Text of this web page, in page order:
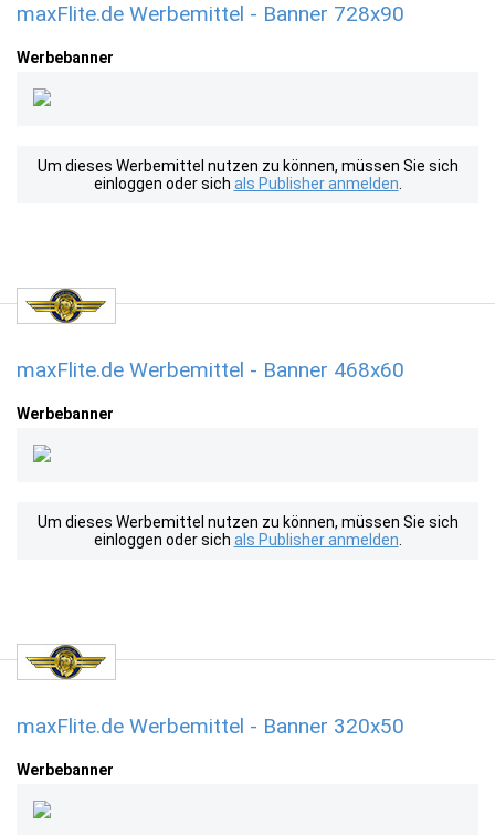
maxFlite.de Werbemittel - Banner 728x90
Werbebanner
Um dieses Werbemittel nutzen zu können, müssen Sie sich
einloggen oder sich als Publisher anmelden
maxFlite.de Werbemittel - Banner 468x60
Werbebanner
Um dieses Werbemittel nutzen zu können, müssen Sie sich
einloggen oder sich als Publisher anmelden
maxFlite.de Werbemittel - Banner 320x50
Werbebanner